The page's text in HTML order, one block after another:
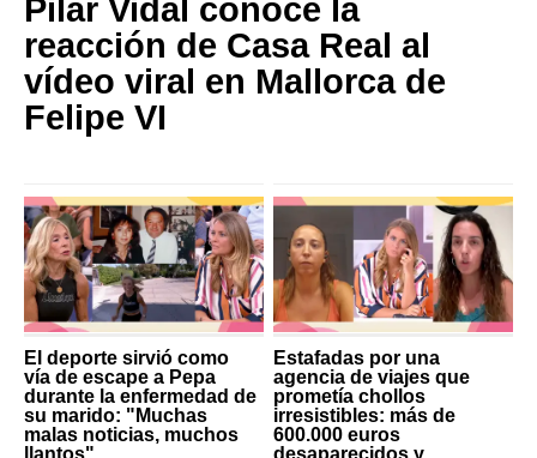
Pilar Vidal conoce la
reacción de Casa Real al
vídeo viral en Mallorca de
Felipe VI
El deporte sirvió como
vía de escape a Pepa
durante la enfermedad de
su marido: "Muchas
malas noticias, muchos
llantos"
Estafadas por una
agencia de viajes que
prometía chollos
irresistibles: más de
600.000 euros
desaparecidos y